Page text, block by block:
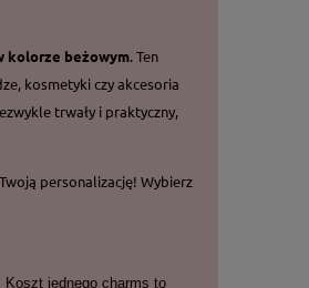
kolorze beżowym. Ten
kosmetyki czy akcesoria
trwały i praktyczny,
personalizację! Wybierz
Koszt jednego charms to